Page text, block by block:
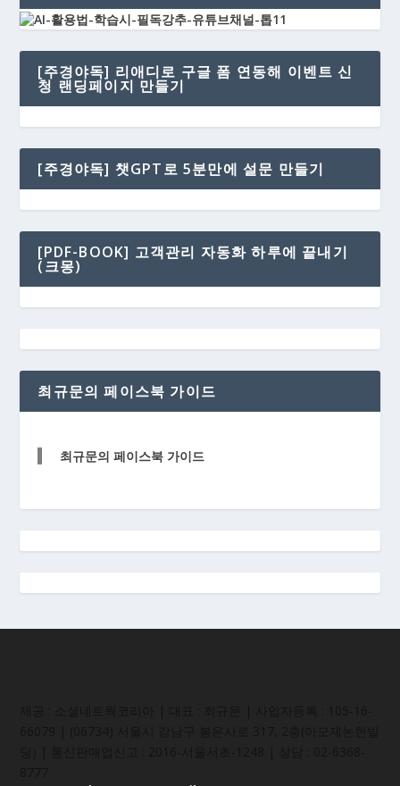
[주경야독] 리애디로 구글 폼 연동해 이벤트 신
청 랜딩페이지 만들기
[주경야독] 챗GPT로 5분만에 설문 만들기
[PDF-BOOK] 고객관리 자동화 하루에 끝내기
(크몽)
최규문의 페이스북 가이드
최규문의 페이스북 가이드